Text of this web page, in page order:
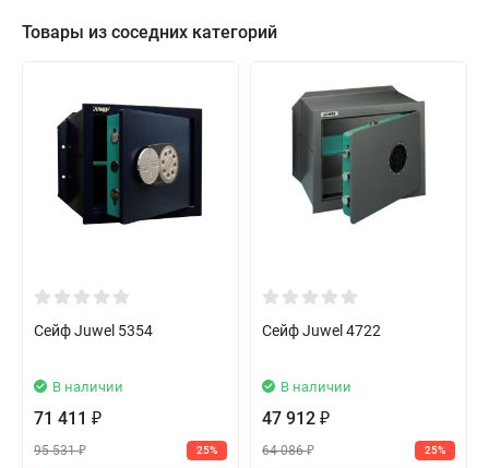
Товары из соседних категорий
Сейф Juwel 5354
В наличии
71 411 ₽
95 531₽ 25%
Сейф Juwel 4722
В наличии
47 912 ₽
64 086₽ 25%